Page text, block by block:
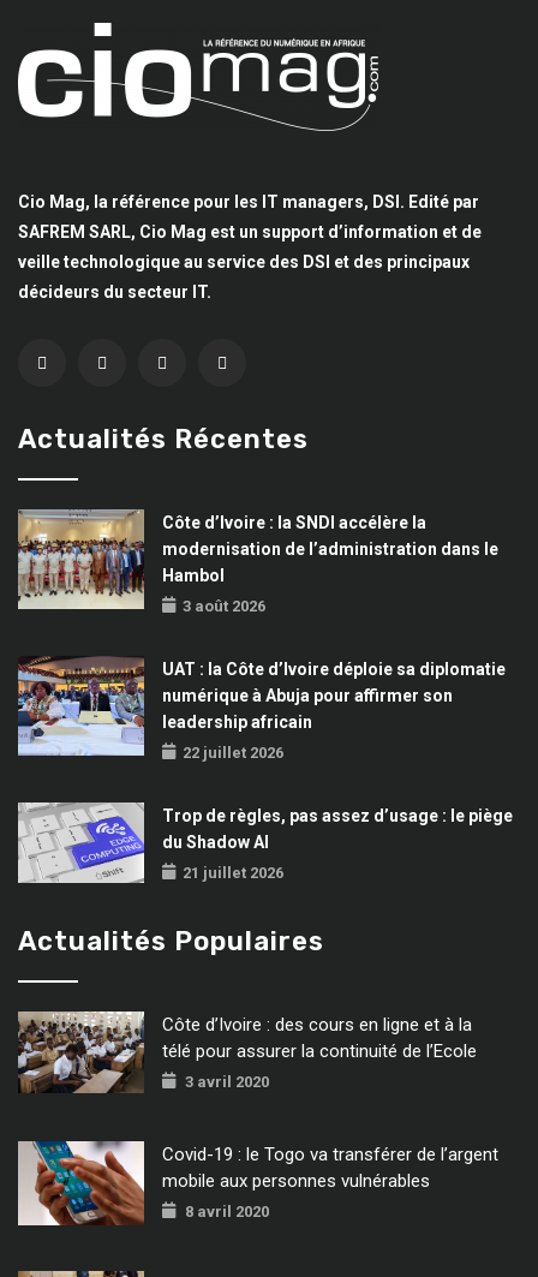
Cio Mag, la référence pour les IT managers, DSI. Edité par
SAFREM SARL, Cio Mag est un support d’information et de
veille technologique au service des DSI et des principaux
décideurs du secteur IT.
Actualités Récentes
Côte d’Ivoire : la SNDI accélère la
modernisation de l’administration dans le
Hambol
3 août 2026
UAT : la Côte d’Ivoire déploie sa diplomatie
numérique à Abuja pour affirmer son
leadership africain
22 juillet 2026
Trop de règles, pas assez d’usage : le piège
du Shadow AI
21 juillet 2026
Actualités Populaires
Côte d’Ivoire : des cours en ligne et à la
télé pour assurer la continuité de l’Ecole
3 avril 2020
Covid-19 : le Togo va transférer de l’argent
mobile aux personnes vulnérables
8 avril 2020